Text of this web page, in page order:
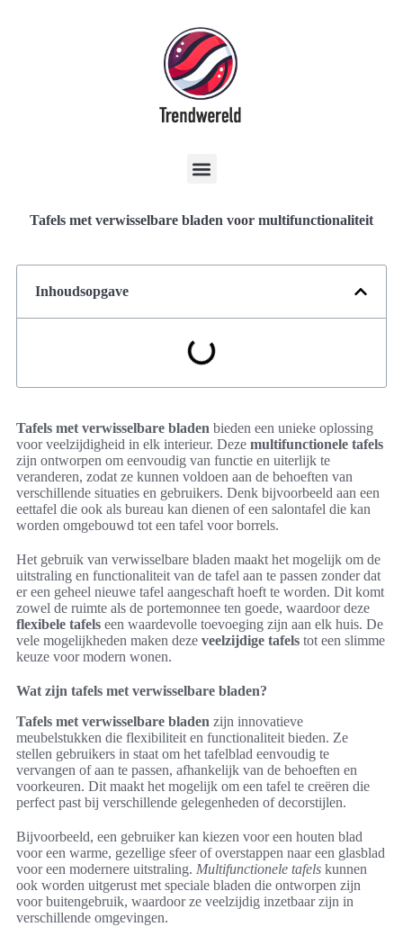
Tafels met verwisselbare bladen voor multifunctionaliteit
Inhoudsopgave
Tafels met verwisselbare bladen bieden een unieke oplossing
voor veelzijdigheid in elk interieur. Deze multifunctionele tafels
zijn ontworpen om eenvoudig van functie en uiterlijk te
veranderen, zodat ze kunnen voldoen aan de behoeften van
verschillende situaties en gebruikers. Denk bijvoorbeeld aan een
eettafel die ook als bureau kan dienen of een salontafel die kan
worden omgebouwd tot een tafel voor borrels.
Het gebruik van verwisselbare bladen maakt het mogelijk om de
uitstraling en functionaliteit van de tafel aan te passen zonder dat
er een geheel nieuwe tafel aangeschaft hoeft te worden. Dit komt
zowel de ruimte als de portemonnee ten goede, waardoor deze
flexibele tafels een waardevolle toevoeging zijn aan elk huis. De
vele mogelijkheden maken deze veelzijdige tafels tot een slimme
keuze voor modern wonen.
Wat zijn tafels met verwisselbare bladen?
Tafels met verwisselbare bladen zijn innovatieve
meubelstukken die flexibiliteit en functionaliteit bieden. Ze
stellen gebruikers in staat om het tafelblad eenvoudig te
vervangen of aan te passen, afhankelijk van de behoeften en
voorkeuren. Dit maakt het mogelijk om een tafel te creëren die
perfect past bij verschillende gelegenheden of decorstijlen.
Bijvoorbeeld, een gebruiker kan kiezen voor een houten blad
voor een warme, gezellige sfeer of overstappen naar een glasblad
voor een modernere uitstraling. Multifunctionele tafels kunnen
ook worden uitgerust met speciale bladen die ontworpen zijn
voor buitengebruik, waardoor ze veelzijdig inzetbaar zijn in
verschillende omgevingen.